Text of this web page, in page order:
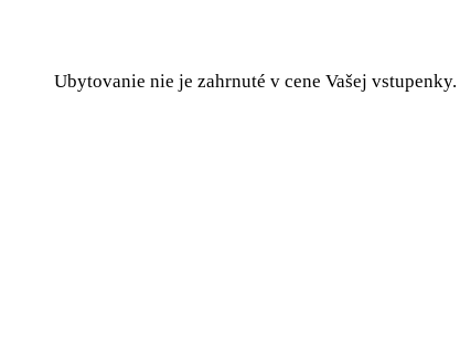
Ubytovanie nie je zahrnuté v cene Vašej vstupenky.